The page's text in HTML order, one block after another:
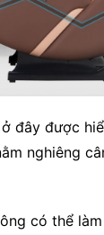
đây được
nghiêng
có thể